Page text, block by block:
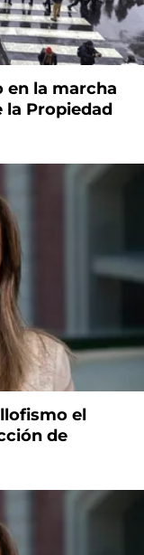
en la marcha
la Propiedad
el
de